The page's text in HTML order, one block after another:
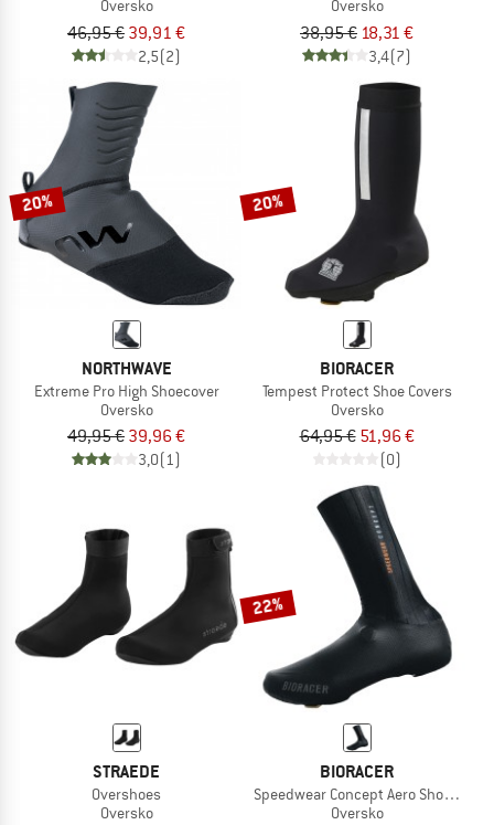
Oversko
46,95 € 39,91 €
2,5(2)
Oversko
38,95 € 18,31 €
3,4(7)
20%
NORTHWAVE
Extreme Pro High Shoecover
Oversko
49,95 € 39,96 €
3,0(1)
20%
BIORACER
Tempest Protect Shoe Covers
Oversko
64,95 € 51,96 €
(0)
STRAEDE
Overshoes
Oversko
22%
BIORACER
Speedwear Concept Aero Shoe Cover
Oversko